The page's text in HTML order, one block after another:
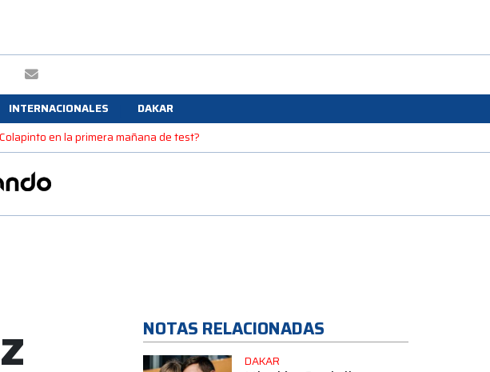
INTERNACIONALES
DAKAR
en la primera mañana de test?
NOTAS RELACIONADAS
DAKAR